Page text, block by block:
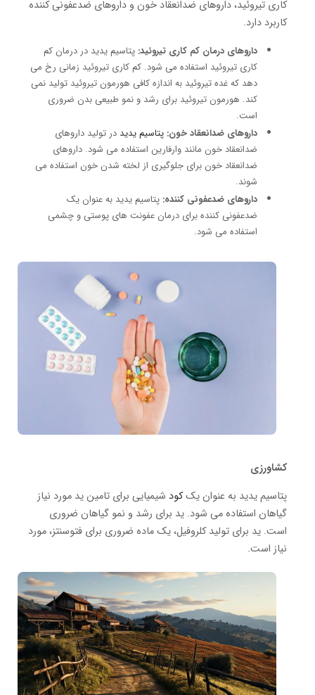
کاری تیروئید، داروهای ضدانعقاد خون و داروهای ضدعفونی کننده
کاربرد دارد.
داروهای درمان کم کاری تیروئید: پتاسیم یدید در درمان کم
کاری تیروئید استفاده می شود. کم کاری تیروئید زمانی رخ می
دهد که غده تیروئید به اندازه کافی هورمون تیروئید تولید نمی
کند. هورمون تیروئید برای رشد و نمو طبیعی بدن ضروری
است.
داروهای ضدانعقاد خون: پتاسیم یدید در تولید داروهای
ضدانعقاد خون مانند وارفارین استفاده می شود. داروهای
ضدانعقاد خون برای جلوگیری از لخته شدن خون استفاده می
شوند.
داروهای ضدعفونی کننده: پتاسیم یدید به عنوان یک
ضدعفونی کننده برای درمان عفونت های پوستی و چشمی
استفاده می شود.
کشاورزی
پتاسیم یدید به عنوان یککود شیمیایی برای تامین ید مورد نیاز
گیاهان استفاده می شود. ید برای رشد و نمو گیاهان ضروری
است. ید برای تولید کلروفیل، یک ماده ضروری برای فتوسنتز، مورد
نیاز است.